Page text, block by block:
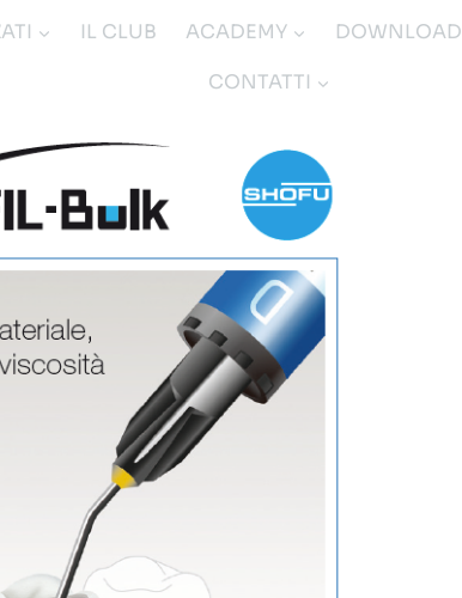
IL CLUB ACADEMY DOWNLOAD
CONTATTI